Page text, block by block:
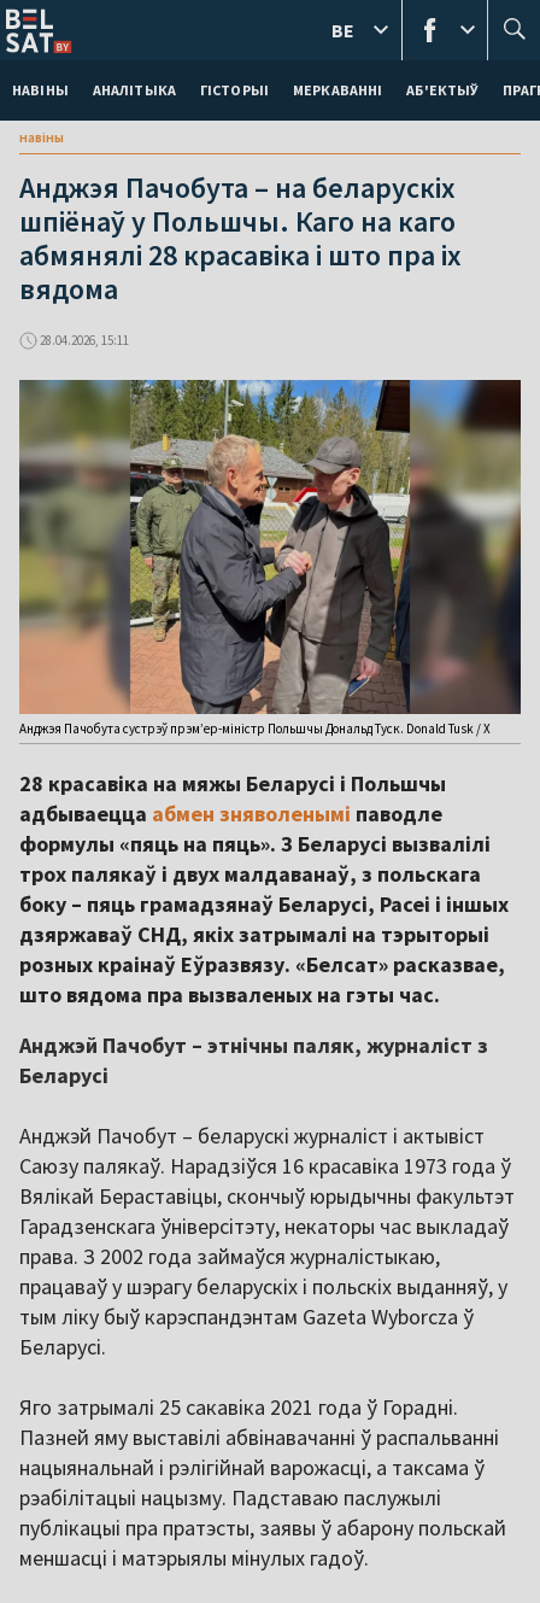
НАВІНЫ АНАЛІТЫКА ГІСТОРЫІ МЕРКАВАННI АБ'ЕКТЫЎ
BE
навіны
Анджэя Пачобута – на беларускіх
шпіёнаў у Польшчы. Каго на каго
абмянялі 28 красавіка і што пра іх
вядома
28.04.2026, 15:11
Анджэя Пачобута сустрэў прэм’ер-міністр Польшчы Дональд Туск. Donald Tusk / X
28 красавіка на мяжы Беларусі і Польшчы
адбываецца абмен зняволенымі паводле
формулы «пяць на пяць». З Беларусі вызвалілі
трох палякаў і двух малдаванаў, з польскага
боку – пяць грамадзянаў Беларусі, Расеі і іншых
дзяржаваў СНД, якіх затрымалі на тэрыторыі
розных краінаў Еўразвязу. «Белсат» расказвае,
што вядома пра вызваленых на гэты час.
Анджэй Пачобут – этнічны паляк, журналіст з
Беларусі
Анджэй Пачобут – беларускі журналіст і актывіст
Саюзу палякаў. Нарадзіўся 16 красавіка 1973 года ў
Вялікай Бераставіцы, скончыў юрыдычны факультэт
Гарадзенскага ўніверсітэту, некаторы час выкладаў
права. З 2002 года займаўся журналістыкаю,
працаваў у шэрагу беларускіх і польскіх выданняў, у
тым ліку быў карэспандэнтам Gazeta Wyborcza ў
Беларусі.
Яго затрымалі 25 сакавіка 2021 года ў Горадні.
Пазней яму выставілі абвінавачанні ў распальванні
нацыянальнай і рэлігійнай варожасці, а таксама ў
рэабілітацыі нацызму. Падставаю паслужылі
публікацыі пра пратэсты, заявы ў абарону польскай
меншасці і матэрыялы мінулых гадоў.